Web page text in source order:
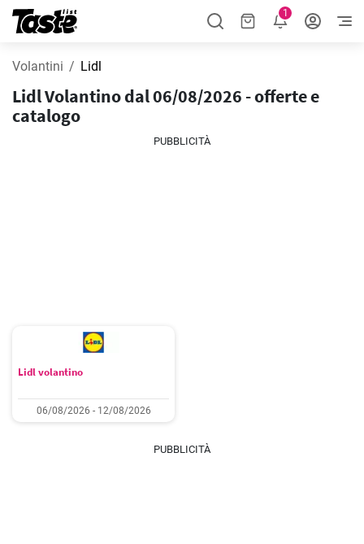
1
Volantini Lidl
Lidl Volantino dal 06/08/2026 - offerte e
catalogo
PUBBLICITÀ
Lidl volantino
06/08/2026 - 12/08/2026
PUBBLICITÀ